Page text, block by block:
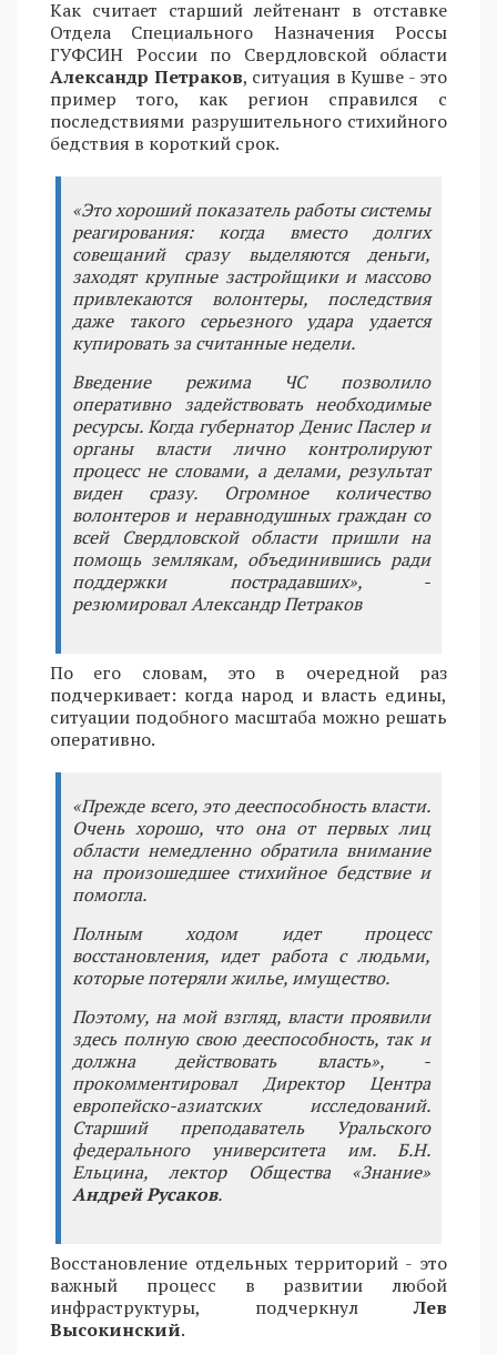
Как считает старший лейтенант в отставке
Отдела Специального Назначения Россы
ГУФСИН России по Свердловской области
Александр Петраков, ситуация в Кушве - это
пример того, как регион справился с
последствиями разрушительного стихийного
бедствия в короткий срок.
«Это хороший показатель работы системы
реагирования: когда вместо долгих
совещаний сразу выделяются деньги,
заходят крупные застройщики и массово
привлекаются волонтеры, последствия
даже такого серьезного удара удается
купировать за считанные недели.
Введение режима ЧС позволило
оперативно задействовать необходимые
ресурсы. Когда губернатор Денис Паслер и
органы власти лично контролируют
процесс не словами, а делами, результат
виден сразу. Огромное количество
волонтеров и неравнодушных граждан со
всей Свердловской области пришли на
помощь землякам, объединившись ради
поддержки пострадавших», -
резюмировал Александр Петраков
По его словам, это в очередной раз
подчеркивает: когда народ и власть едины,
ситуации подобного масштаба можно решать
оперативно.
«Прежде всего, это дееспособность власти.
Очень хорошо, что она от первых лиц
области немедленно обратила внимание
на произошедшее стихийное бедствие и
помогла.
Полным ходом идет процесс
восстановления, идет работа с людьми,
которые потеряли жилье, имущество.
Поэтому, на мой взгляд, власти проявили
здесь полную свою дееспособность, так и
должна действовать власть», -
прокомментировал Директор Центра
европейско-азиатских исследований.
Старший преподаватель Уральского
федерального университета им. Б.Н.
Ельцина, лектор Общества «Знание»
Андрей Русаков.
Восстановление отдельных территорий - это
важный процесс в развитии любой
инфраструктуры, подчеркнулЛев
Высокинский.